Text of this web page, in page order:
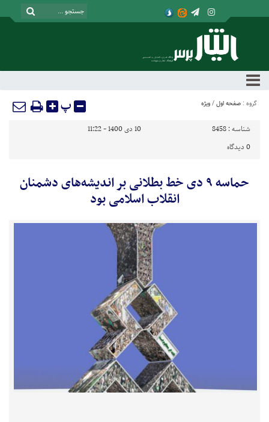
گروه : صفحه اول / ویژه پ
شناسه : 8458
10 دی 1400 - 11:22
0 دیدگاه
حماسه ۹ دی خط بطلانی بر اندیشه‌های دشمنان
انقلاب اسلامی بود